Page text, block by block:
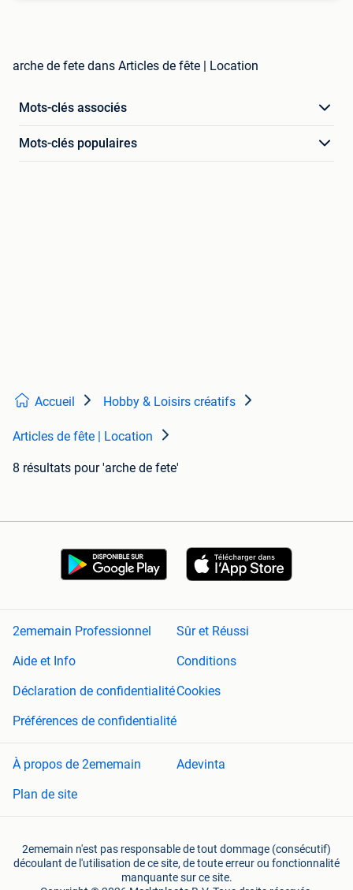
arche de fete dans Articles de fête | Location
Mots-clés associés
Mots-clés populaires
Accueil Hobby & Loisirs créatifs
Articles de fête | Location
8 résultats pour 'arche de fete'
2ememain Professionnel
Sûr et Réussi
Aide et Info
Conditions
Déclaration de confidentialitéCookies
Préférences de confidentialité
À propos de 2ememain
Adevinta
Plan de site
2ememain n'est pas responsable de tout dommage (consécutif)
découlant de l'utilisation de ce site, de toute erreur ou fonctionnalité
manquante sur ce site.